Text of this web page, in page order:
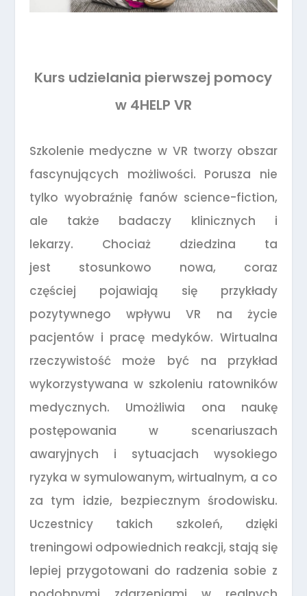
Kurs udzielania pierwszej pomocy
w 4HELP VR
Szkolenie medyczne w VR tworzy obszar
fascynujących możliwości. Porusza nie
tylko wyobraźnię fanów science-fiction,
ale także badaczy klinicznych i
lekarzy. Chociaż dziedzina ta
jest stosunkowo nowa, coraz
częściej pojawiają się przykłady
pozytywnego wpływu VR na życie
pacjentów i pracę medyków. Wirtualna
rzeczywistość może być na przykład
wykorzystywana w szkoleniu ratowników
medycznych. Umożliwia ona naukę
postępowania w scenariuszach
awaryjnych i sytuacjach wysokiego
ryzyka w symulowanym, wirtualnym, a co
za tym idzie, bezpiecznym środowisku.
Uczestnicy takich szkoleń, dzięki
treningowi odpowiednich reakcji, stają się
lepiej przygotowani do radzenia sobie z